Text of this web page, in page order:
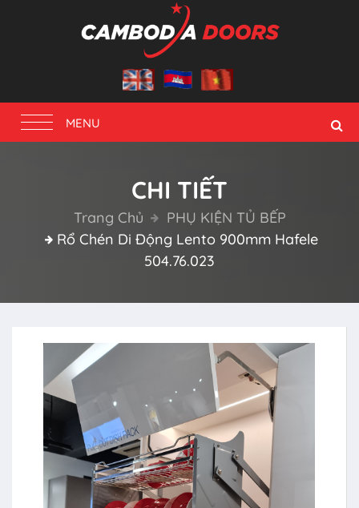
Toggle
navigation
MENU
CHI TIẾT
Trang Chủ
PHỤ KIỆN TỦ BẾP
Rổ Chén Di Động Lento 900mm Hafele
504.76.023